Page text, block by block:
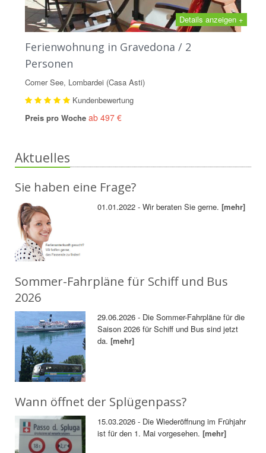
Details anzeigen +
Ferienwohnung in Gravedona / 2
Personen
Comer See, Lombardei (Casa Asti)
Kundenbewertung
Preis pro Woche ab 497 €
Aktuelles
Sie haben eine Frage?
01.01.2022 - Wir beraten Sie gerne.[mehr]
Sommer-Fahrpläne für Schiff und Bus
2026
29.06.2026 - Die Sommer-Fahrpläne für die
Saison 2026 für Schiff und Bus sind jetzt
da.[mehr]
Wann öffnet der Splügenpass?
15.03.2026 - Die Wiederöffnung im Frühjahr
ist für den 1. Mai vorgesehen.[mehr]